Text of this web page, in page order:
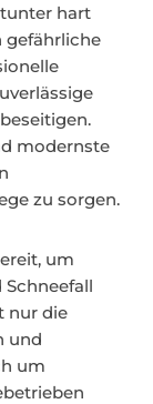
hart
gefährliche
modernste
zu sorgen.
um
nur die
und
um